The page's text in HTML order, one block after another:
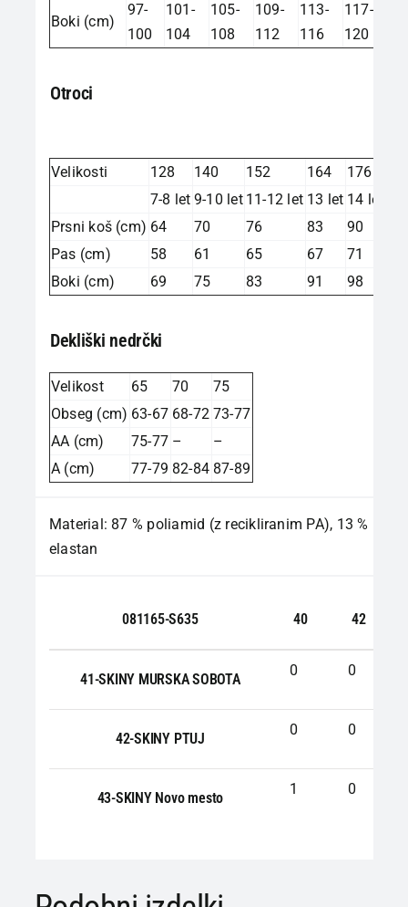
Boki (cm)
97-
100
101-
104
105-
108
109-
112
113-
116
117-
120
Otroci
Velikosti 128 140 152 164
176
7-8 let 9-10 let 11-12 let 13 let 14 let
Prsni koš (cm) 64 70 76 83
90
Pas (cm)
58 61 65 67
71
Boki (cm)
69 75 83 91 98
Dekliški nedrčki
Velikost 65 70
75
Obseg (cm) 63-67 68-72 73-77
AA (cm)
75-77 –
–
A (cm)
77-79 82-84 87-89
Material: 87 % poliamid (z recikliranim PA), 13 %
elastan
081165-S635 40 42
41-SKINY MURSKA SOBOTA
0 0
42-SKINY PTUJ
0 0
43-SKINY Novo mesto
1 0